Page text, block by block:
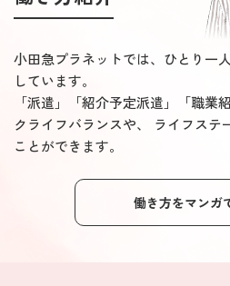
小田急プラネットでは、ひとり一
しています。
「派遣」「紹介予定派遣」「職業
クライフバランスや、
ライフステ
ことができます。
働き方をマンガ